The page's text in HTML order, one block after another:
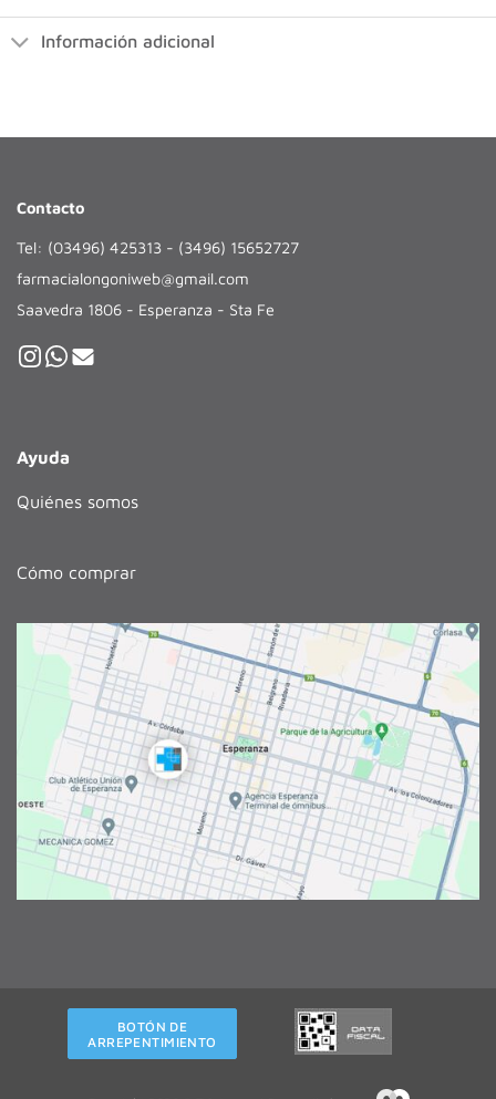
Información adicional
Contacto
Tel: (03496) 425313 - (3496) 15652727
farmacialongoniweb@gmail.com
Saavedra 1806 - Esperanza - Sta Fe
Ayuda
Quiénes somos
Cómo comprar
BOTÓN DE
ARREPENTIMIENTO